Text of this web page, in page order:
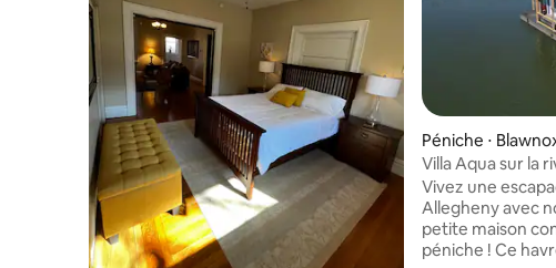
Péniche ⋅
Villa Aqua sur la
Vivez une
Allegheny avec
petite maison
péniche ! Ce